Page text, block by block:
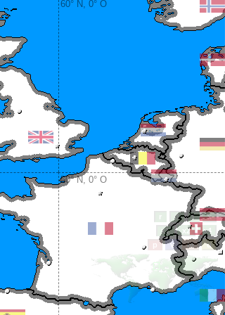
60° N, 0° O
50° N, 0° O